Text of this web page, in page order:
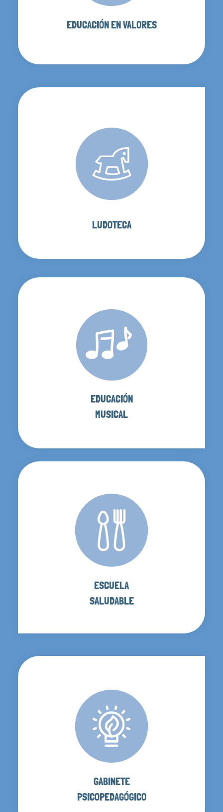
EDUCACIÓN EN VALORES
LUDOTECA
EDUCACIÓN
MUSICAL
ESCUELA
SALUDABLE
GABINETE
PSICOPEDAGÓGICO